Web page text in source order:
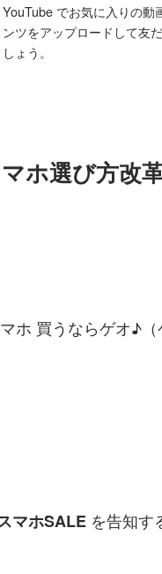
YouTube でお気に入りの動
ンツをアップロードして友
しょう。
ホ選び方改
ホ 買うならゲオ♪（
マホSALEを告知す